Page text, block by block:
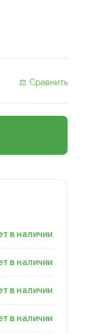
⚖ Сравнить
в наличии
в наличии
в наличии
в наличии